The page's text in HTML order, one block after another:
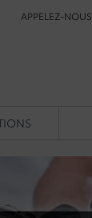
APPELEZ-NOUS